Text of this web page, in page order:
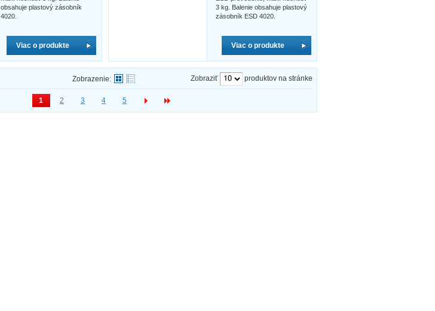
obsahuje plastový zásobník
4020.
Viac o produkte
3 kg. Balenie obsahuje plastový
zásobník ESD 4020.
Viac o produkte
Zobrazenie: Zobraziť produktov na stránke
1 2 3 4 5